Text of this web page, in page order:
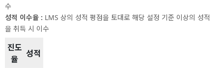
수
성적 이수율 : LMS 상의 성적 평점을 토대로 해당 설정 기준 이상의 성적
을 취득 시 이수
진도
율
성적